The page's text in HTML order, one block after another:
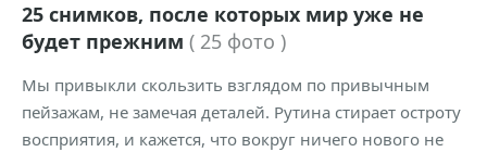
25 снимков, после которых мир уже не
будет прежним ( 25 фото )
Мы привыкли скользить взглядом по привычным
пейзажам, не замечая деталей. Рутина стирает остроту
восприятия, и кажется, что вокруг ничего нового не